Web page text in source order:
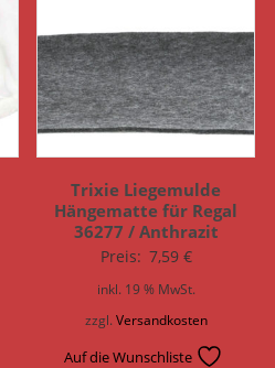
Trixie Liegemulde
Hängematte für Regal
36277 / Anthrazit
Preis: 7,59 €
inkl. 19 % MwSt.
zzgl. Versandkosten
Auf die Wunschliste